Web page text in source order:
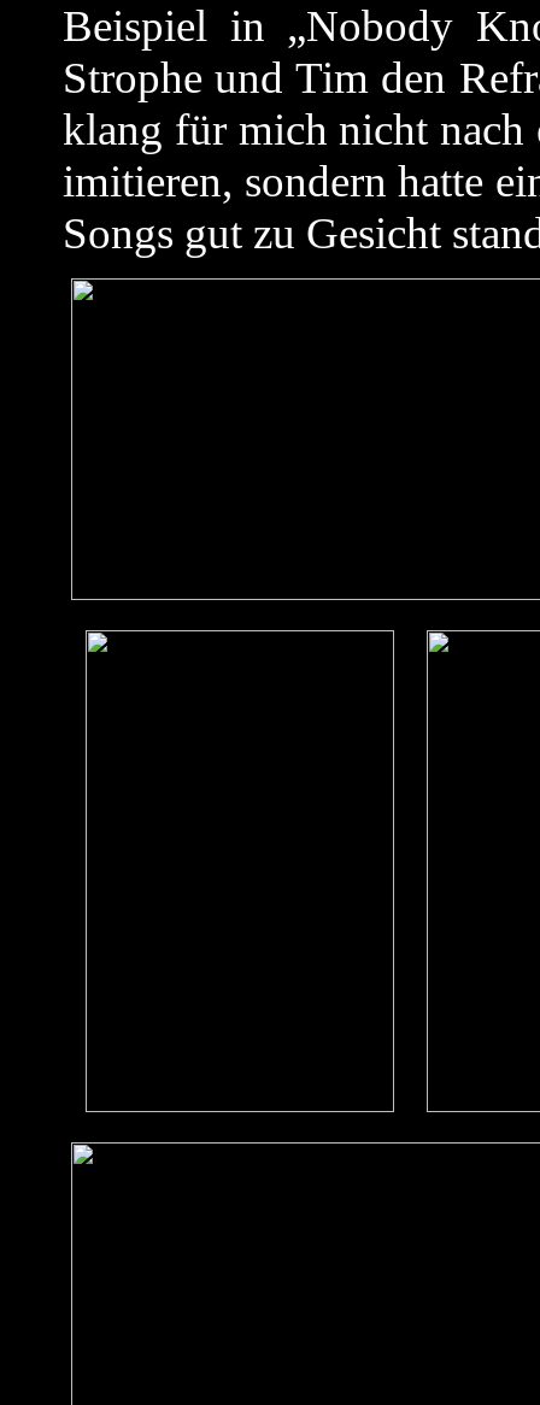
Beispiel in „Nobody
Strophe und Tim den
klang für mich nicht nach
imitieren, sondern hatte
Songs gut zu Gesicht